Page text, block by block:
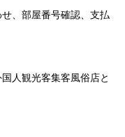
、部屋番号確認、支払
人観光客集客風俗店と